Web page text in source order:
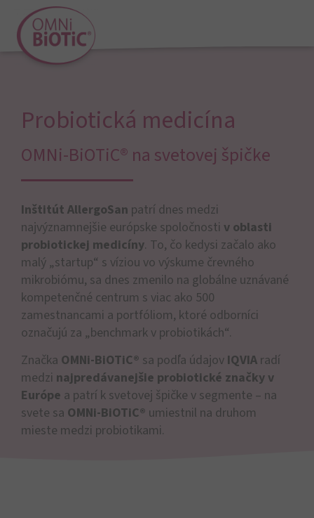
Probiotická medicína
OMNi-BiOTiC® na svetovej špičke
Inštitút AllergoSan patrí dnes medzi
najvýznamnejšie európske spoločnosti v oblasti
probiotickej medicíny. To, čo kedysi začalo ako
malý „startup“ s víziou vo výskume črevného
mikrobiómu, sa dnes zmenilo na globálne uznávané
kompetenčné centrum s viac ako 500
zamestnancami a portfóliom, ktoré odborníci
označujú za „benchmark v probiotikách“.
Značka OMNi-BiOTiC® sa podľa údajov IQVIA radí
medzi najpredávanejšie probiotické značky v
Európe a patrí k svetovej špičke v segmente – na
svete sa OMNi-BiOTiC® umiestnil na druhom
mieste medzi probiotikami.